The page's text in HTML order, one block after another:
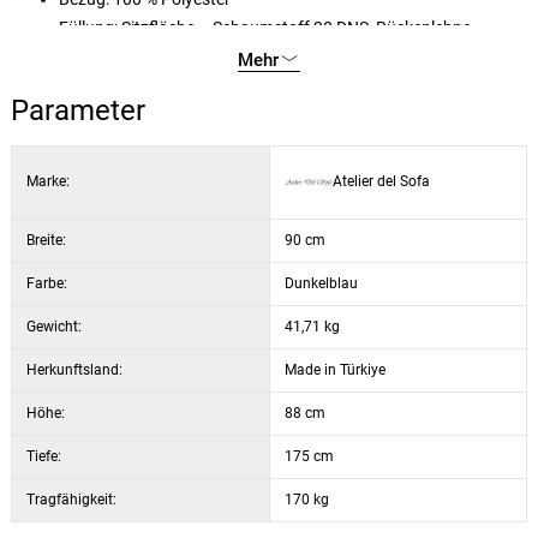
Füllung: Sitzfläche – Schaumstoff 28 DNS, Rückenlehne –
Kissen: 2 Stück, 45 × 45 cm
Füße: mattes schwarzes Metall
Mehr
Parameter
Marke: Atelier del Sofa
Breite: 90 cm
Farbe: Dunkelblau
Gewicht: 41,71 kg
Herkunftsland: Made in Türkiye
Höhe: 88 cm
Tiefe: 175 cm
Tragfähigkeit: 170 kg